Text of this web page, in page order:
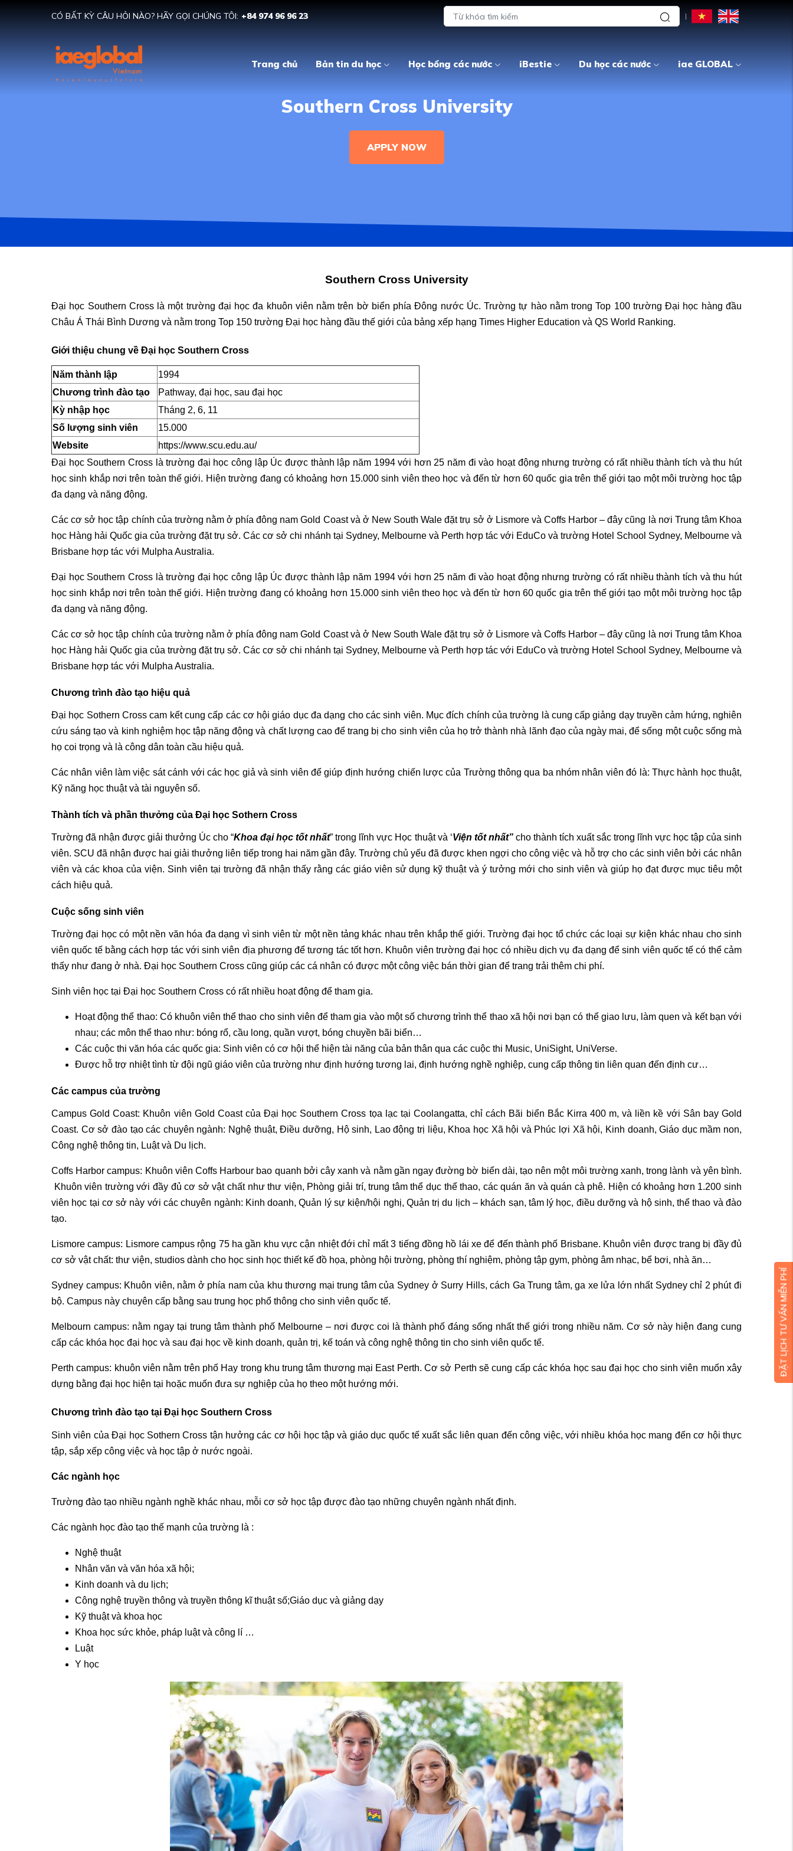
CÓ BẤT KỲ CÂU HỎI NÀO? HÃY GỌI CHÚNG TÔI: +84 974 96 96 23
Trang chủ Bản tin du học Học bổng các nước iBestie Du học các nước iae GLOBAL
Southern Cross University
APPLY NOW
Southern Cross University
Đại học Southern Cross là một trường đại học đa khuôn viên nằm trên bờ biển phía Đông nước Úc. Trường tự hào nằm trong Top 100 trường Đại học hàng đầu
Châu Á Thái Bình Dương và nằm trong Top 150 trường Đại học hàng đầu thế giới của bảng xếp hạng Times Higher Education và QS World Ranking.
Giới thiệu chung về Đại học Southern Cross
Năm thành lập
1994
Chương trình đào tạo
Pathway, đại học, sau đại học
Kỳ nhập học
Tháng 2, 6, 11
Số lượng sinh viên
15.000
Website
https://www.scu.edu.au/
Đại học Southern Cross là trường đại học công lập Úc được thành lập năm 1994 với hơn 25 năm đi vào hoạt động nhưng trường có rất nhiều thành tích và thu hút
học sinh khắp nơi trên toàn thế giới. Hiện trường đang có khoảng hơn 15.000 sinh viên theo học và đến từ hơn 60 quốc gia trên thế giới tạo một môi trường học tập
đa dạng và năng động.
Các cơ sở học tập chính của trường nằm ở phía đông nam Gold Coast và ở New South Wale đặt trụ sở ở Lismore và Coffs Harbor – đây cũng là nơi Trung tâm Khoa
học Hàng hải Quốc gia của trường đặt trụ sở. Các cơ sở chi nhánh tại Sydney, Melbourne và Perth hợp tác với EduCo và trường Hotel School Sydney, Melbourne và
Brisbane hợp tác với Mulpha Australia.
Đại học Southern Cross là trường đại học công lập Úc được thành lập năm 1994 với hơn 25 năm đi vào hoạt động nhưng trường có rất nhiều thành tích và thu hút
học sinh khắp nơi trên toàn thế giới. Hiện trường đang có khoảng hơn 15.000 sinh viên theo học và đến từ hơn 60 quốc gia trên thế giới tạo một môi trường học tập
đa dạng và năng động.
Các cơ sở học tập chính của trường nằm ở phía đông nam Gold Coast và ở New South Wale đặt trụ sở ở Lismore và Coffs Harbor – đây cũng là nơi Trung tâm Khoa
học Hàng hải Quốc gia của trường đặt trụ sở. Các cơ sở chi nhánh tại Sydney, Melbourne và Perth hợp tác với EduCo và trường Hotel School Sydney, Melbourne và
Brisbane hợp tác với Mulpha Australia.
Chương trình đào tạo hiệu quả
Đại học Sothern Cross cam kết cung cấp các cơ hội giáo dục đa dạng cho các sinh viên. Mục đích chính của trường là cung cấp giảng dạy truyền cảm hứng, nghiên
cứu sáng tạo và kinh nghiệm học tập năng động và chất lượng cao để trang bị cho sinh viên của họ trở thành nhà lãnh đạo của ngày mai, để sống một cuộc sống mà
họ coi trọng và là công dân toàn cầu hiệu quả.
Các nhân viên làm việc sát cánh với các học giả và sinh viên để giúp định hướng chiến lược của Trường thông qua ba nhóm nhân viên đó là: Thực hành học thuật,
Kỹ năng học thuật và tài nguyên số.
Thành tích và phần thưởng của Đại học Sothern Cross
Trường đã nhận được giải thưởng Úc cho “Khoa đại học tốt nhất” trong lĩnh vực Học thuật và ‘Viện tốt nhất”cho thành tích xuất sắc trong lĩnh vực học tập của sinh
viên. SCU đã nhận được hai giải thưởng liên tiếp trong hai năm gần đây. Trường chủ yếu đã được khen ngợi cho công việc và hỗ trợ cho các sinh viên bởi các nhân
viên và các khoa của viện. Sinh viên tại trường đã nhận thấy rằng các giáo viên sử dụng kỹ thuật và ý tưởng mới cho sinh viên và giúp họ đạt được mục tiêu một
cách hiệu quả.
Cuộc sống sinh viên
Trường đại học có một nền văn hóa đa dạng vì sinh viên từ một nền tảng khác nhau trên khắp thế giới. Trường đại học tổ chức các loại sự kiện khác nhau cho sinh
viên quốc tế bằng cách hợp tác với sinh viên địa phương để tương tác tốt hơn. Khuôn viên trường đại học có nhiều dịch vụ đa dạng để sinh viên quốc tế có thể cảm
thấy như đang ở nhà. Đại học Southern Cross cũng giúp các cá nhân có được một công việc bán thời gian để trang trải thêm chi phí.
Sinh viên học tại Đại học Southern Cross có rất nhiều hoạt động để tham gia.
Hoạt động thể thao: Có khuôn viên thể thao cho sinh viên để tham gia vào một số chương trình thể thao xã hội nơi bạn có thể giao lưu, làm quen và kết bạn với
nhau; các môn thể thao như: bóng rổ, cầu long, quần vượt, bóng chuyền bãi biển…
Các cuộc thi văn hóa các quốc gia: Sinh viên có cơ hội thể hiện tài năng của bản thân qua các cuộc thi Music, UniSight, UniVerse.
Được hỗ trợ nhiệt tình từ đội ngũ giáo viên của trường như định hướng tương lai, định hướng nghề nghiệp, cung cấp thông tin liên quan đến định cư…
Các campus của trường
Campus Gold Coast: Khuôn viên Gold Coast của Đại học Southern Cross tọa lạc tại Coolangatta, chỉ cách Bãi biển Bắc Kirra 400 m, và liền kề với Sân bay Gold
Coast. Cơ sở đào tạo các chuyên ngành: Nghệ thuật, Điều dưỡng, Hộ sinh, Lao động trị liệu, Khoa học Xã hội và Phúc lợi Xã hội, Kinh doanh, Giáo dục mầm non,
Công nghệ thông tin, Luật và Du lịch.
Coffs Harbor campus: Khuôn viên Coffs Harbour bao quanh bởi cây xanh và nằm gần ngay đường bờ biển dài, tạo nên một môi trường xanh, trong lành và yên bình.
Khuôn viên trường với đầy đủ cơ sở vật chất như thư viện, Phòng giải trí, trung tâm thể dục thể thao, các quán ăn và quán cà phê. Hiện có khoảng hơn 1.200 sinh
viên học tại cơ sở này với các chuyên ngành: Kinh doanh, Quản lý sự kiện/hội nghị, Quản trị du lịch – khách sạn, tâm lý học, điều dưỡng và hộ sinh, thể thao và đào
tạo.
Lismore campus: Lismore campus rộng 75 ha gần khu vực cận nhiệt đới chỉ mất 3 tiếng đồng hồ lái xe để đến thành phố Brisbane. Khuôn viên được trang bị đầy đủ
cơ sở vật chất: thư viện, studios dành cho học sinh học thiết kế đồ họa, phòng hội trường, phòng thí nghiệm, phòng tập gym, phòng âm nhạc, bể bơi, nhà ăn…
Sydney campus: Khuôn viên, nằm ở phía nam của khu thương mại trung tâm của Sydney ở Surry Hills, cách Ga Trung tâm, ga xe lửa lớn nhất Sydney chỉ 2 phút đi
bộ. Campus này chuyên cấp bằng sau trung học phổ thông cho sinh viên quốc tế.
Melbourn campus: nằm ngay tại trung tâm thành phố Melbourne – nơi được coi là thành phố đáng sống nhất thế giới trong nhiều năm. Cơ sở này hiện đang cung
cấp các khóa học đại học và sau đại học về kinh doanh, quản trị, kế toán và công nghệ thông tin cho sinh viên quốc tế.
Perth campus: khuôn viên nằm trên phố Hay trong khu trung tâm thương mại East Perth. Cơ sở Perth sẽ cung cấp các khóa học sau đại học cho sinh viên muốn xây
dựng bằng đại học hiện tại hoặc muốn đưa sự nghiệp của họ theo một hướng mới.
Chương trình đào tạo tại Đại học Southern Cross
Sinh viên của Đại học Sothern Cross tận hưởng các cơ hội học tập và giáo dục quốc tế xuất sắc liên quan đến công việc, với nhiều khóa học mang đến cơ hội thực
tập, sắp xếp công việc và học tập ở nước ngoài.
Các ngành học
Trường đào tạo nhiều ngành nghề khác nhau, mỗi cơ sở học tập được đào tạo những chuyên ngành nhất định.
Các ngành học đào tạo thế mạnh của trường là :
Nghệ thuật
Nhân văn và văn hóa xã hội;
Kinh doanh và du lịch;
Công nghệ truyền thông và truyền thông kĩ thuật số;Giáo dục và giảng dạy
Kỹ thuật và khoa học
Khoa học sức khỏe, pháp luật và công lí …
Luật
Y học
ĐẶT LỊCH TƯ VẤN MIỄN PHÍ